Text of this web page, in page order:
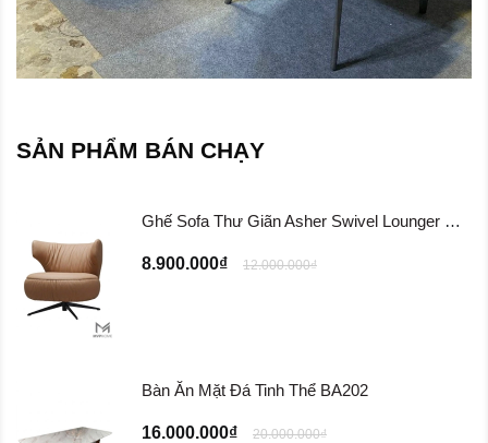
SẢN PHẨM BÁN CHẠY
Ghế Sofa Thư Giãn Asher Swivel Lounger Chair ...
8.900.000₫ 12.000.000₫
Bàn Ăn Mặt Đá Tinh Thể BA202
16.000.000₫ 20.000.000₫